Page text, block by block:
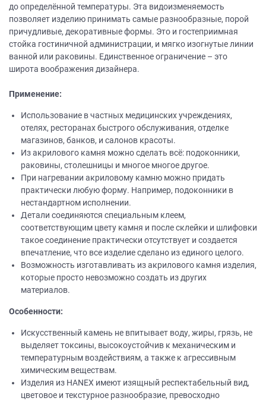
до определённой температуры. Эта видоизменяемость
позволяет изделию принимать самые разнообразные, порой
причудливые, декоративные формы. Это и гостеприимная
стойка гостиничной администрации, и мягко изогнутые линии
ванной или раковины. Единственное ограничение – это
широта воображения дизайнера.
Применение:
Использование в частных медицинских учреждениях,
отелях, ресторанах быстрого обслуживания, отделке
магазинов, банков, и салонов красоты.
Из акрилового камня можно сделать всё: подоконники,
раковины, столешницы и многое многое другое.
При нагревании акриловому камню можно придать
практически любую форму. Например, подоконники в
нестандартном исполнении.
Детали соединяются специальным клеем,
соответствующим цвету камня и после склейки и шлифовки
такое соединение практически отсутствует и создается
впечатление, что все изделие сделано из единого целого.
Возможность изготавливать из акрилового камня изделия,
которые просто невозможно создать из других
материалов.
Особенности:
Искусственный камень не впитывает воду, жиры, грязь, не
выделяет токсины, высокоустойчив к механическим и
температурным воздействиям, а также к агрессивным
химическим веществам.
Изделия из НANEХ имеют изящный респектабельный вид,
цветовое и текстурное разнообразие, превосходно